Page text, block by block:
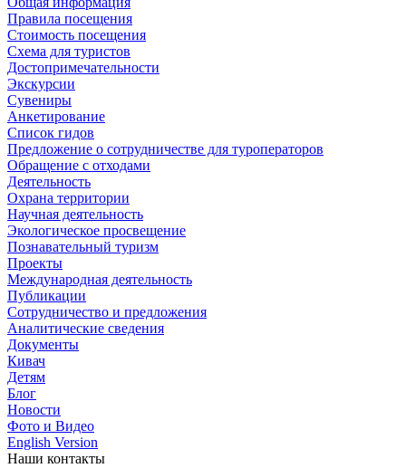
Правила посещения
Стоимость посещения
Схема для туристов
Достопримечательности
Экскурсии
Сувениры
Анкетирование
Список гидов
Предложение о сотрудничестве для туроператоров
Обращение с отходами
Деятельность
Охрана территории
Научная деятельность
Экологическое просвещение
Познавательный туризм
Проекты
Международная деятельность
Публикации
Сотрудничество и предложения
Аналитические сведения
Документы
Кивач
Детям
Блог
Новости
Фото и Видео
English Version
Наши контакты